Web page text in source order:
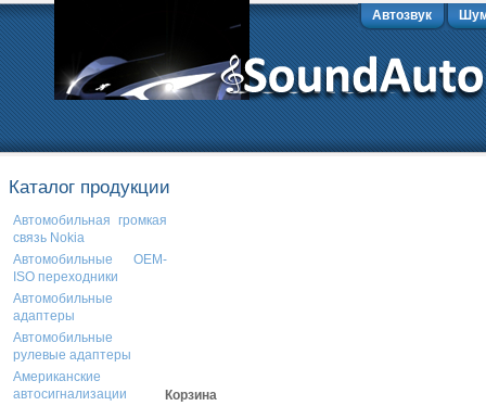
Автозвук
Каталог продукции
Автомобильная громкая
связь Nokia
Автомобильные OEM-
ISO переходники
Автомобильные
адаптеры
Автомобильные
рулевые адаптеры
Американские
автосигнализации
Корзина